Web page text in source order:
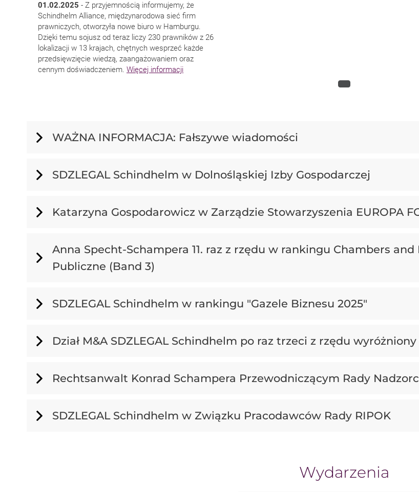
01.02.2025 - Z przyjemnością informujemy, że
Schindhelm Alliance, międzynarodowa sieć firm
prawniczych, otworzyła nowe biuro w Hamburgu.
Dzięki temu sojusz od teraz liczy 230 prawników z 26
lokalizacji w 13 krajach, chętnych wesprzeć każde
przedsięwzięcie wiedzą, zaangażowaniem oraz
cennym doświadczeniem. Więcej informacji
WAŻNA INFORMACJA: Fałszywe wiadomości
SDZLEGAL Schindhelm w Dolnośląskiej Izby Gospodarczej
Katarzyna Gospodarowicz w Zarządzie Stowarzyszenia EUROPA
Anna Specht-Schampera 11. raz z rzędu w rankingu Chambers
Publiczne (Band 3)
SDZLEGAL Schindhelm w rankingu "Gazele Biznesu 2025"
Dział M&A SDZLEGAL Schindhelm po raz trzeci z rzędu
Rechtsanwalt Konrad Schampera Przewodniczącym Rady
SDZLEGAL Schindhelm w Związku Pracodawców Rady RIPOK
Wydarzenia